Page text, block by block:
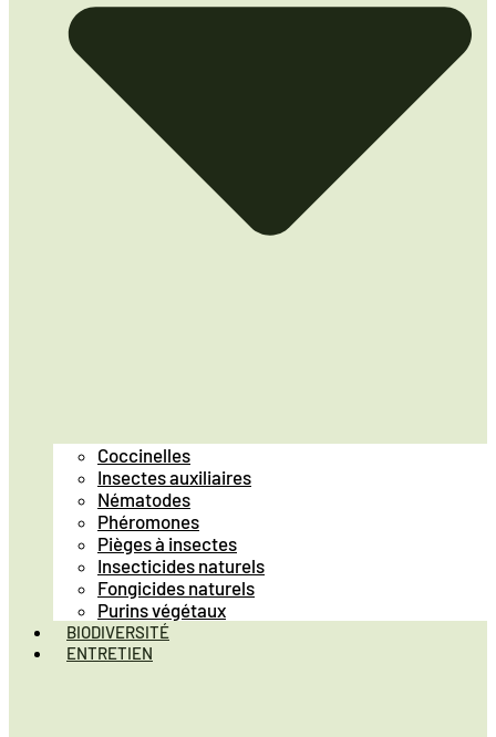
Coccinelles
Insectes auxiliaires
Nématodes
Phéromones
Pièges à insectes
Insecticides naturels
Fongicides naturels
Purins végétaux
BIODIVERSITÉ
ENTRETIEN